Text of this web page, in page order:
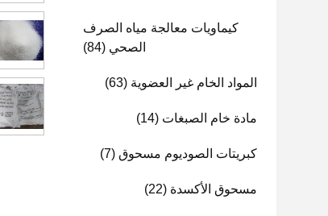
كيماويات معالجة مياه الصرف
الصحي (84)
المواد الخام غير العضوية (63)
مادة خام الصبغات (14)
كبريتات الصوديوم مسحوق (7)
مسحوق الأكسدة (22)